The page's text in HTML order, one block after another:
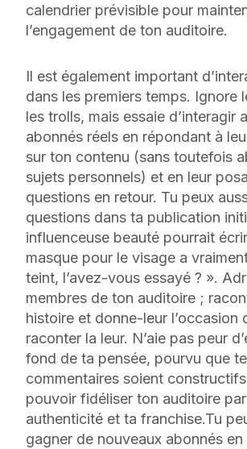
calendrier prévisible pour
l’engagement de ton auditoire.
Il est également important
dans les premiers temps. Ignore
les trolls, mais essaie d’interagir
abonnés réels en répondant à
sur ton contenu (sans toutefois
sujets personnels) et en leur
questions en retour. Tu peux
questions dans ta publication
influenceuse beauté pourrait
masque pour le visage a
teint, l’avez-vous essayé ? ».
membres de ton auditoire ;
histoire et donne-leur l’occasion
raconter la leur. N’aie pas peur
fond de ta pensée, pourvu que
commentaires soient
pouvoir fidéliser ton auditoire
authenticité et ta franchise.Tu
gagner de nouveaux abonnés